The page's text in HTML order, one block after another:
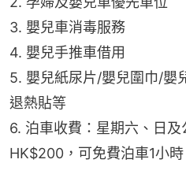
3. 嬰兒車消毒服務
4. 嬰兒手推車借用
5. 嬰兒紙尿片/嬰兒圍巾/嬰
退熱貼等
6. 泊車收費：星期六、日
HK$200，可免費泊車1小時